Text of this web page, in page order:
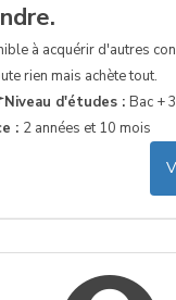
à acquérir d'autres
rien mais achète tout.
Niveau d'études : Bac + 3
: 2 années et 10 mois